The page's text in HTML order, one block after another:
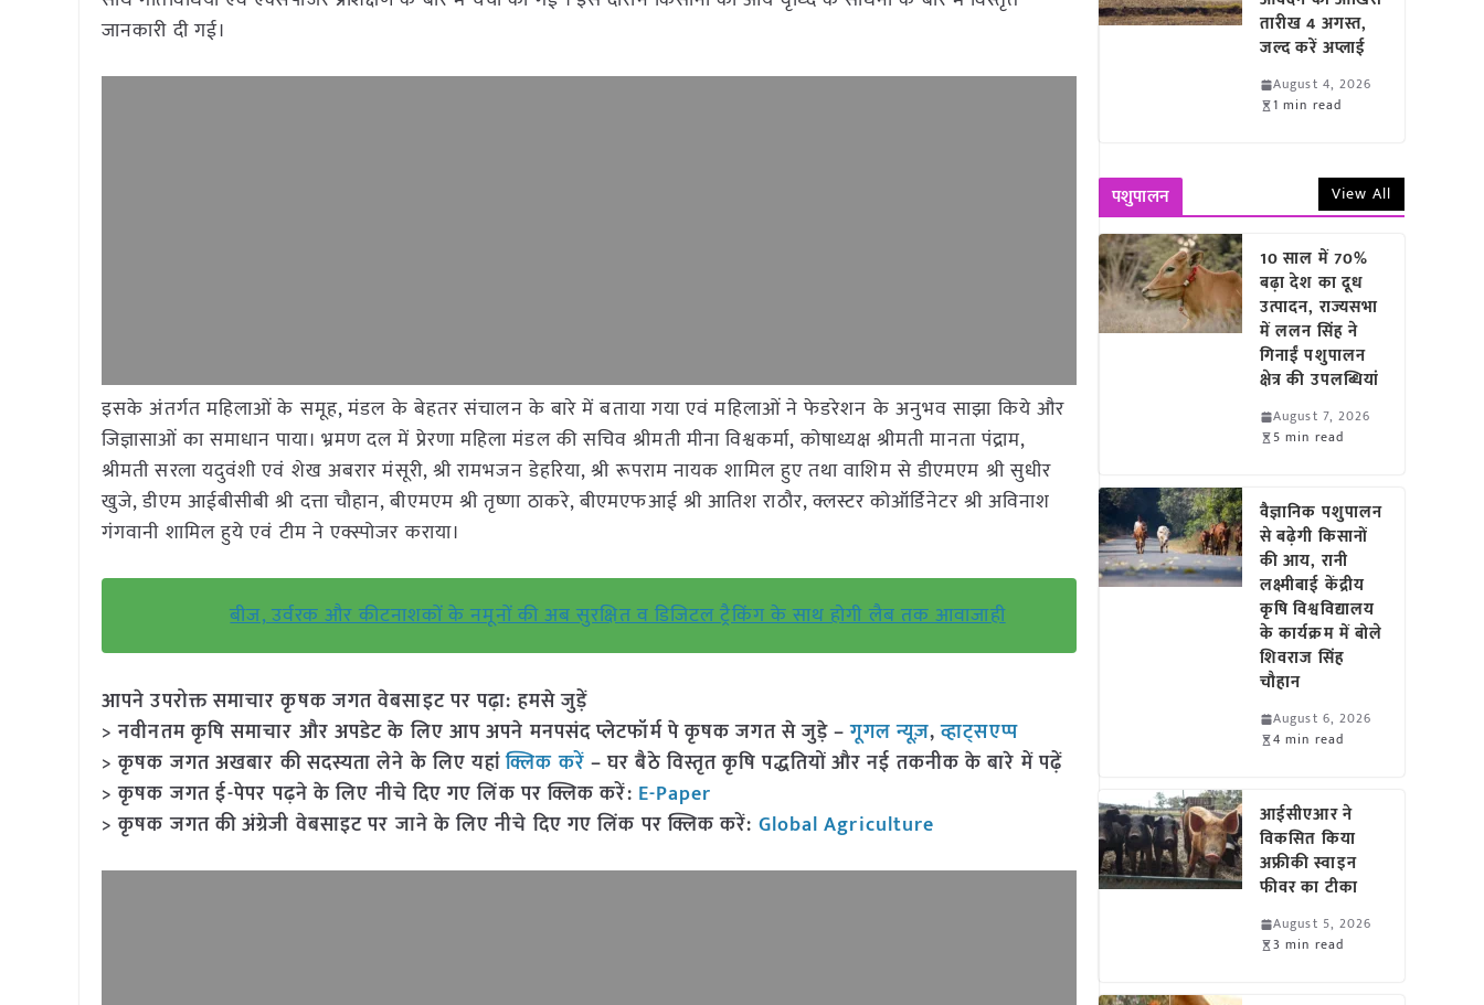
जानकारी दी गई।
इसके अंतर्गत महिलाओं के समूह, मंडल के बेहतर संचालन के बारे में बताया गया एवं महिलाओं ने फेडरेशन के अनुभव साझा किये और
जिज्ञासाओं का समाधान पाया। भ्रमण दल में प्रेरणा महिला मंडल की सचिव श्रीमती मीना विश्वकर्मा, कोषाध्यक्ष श्रीमती मानता पंद्राम,
श्रीमती सरला यदुवंशी एवं शेख अबरार मंसूरी, श्री रामभजन डेहरिया, श्री रूपराम नायक शामिल हुए तथा वाशिम से डीएमएम श्री सुधीर
खुजे, डीएम आईबीसीबी श्री दत्ता चौहान, बीएमएम श्री तृष्णा ठाकरे, बीएमएफआई श्री आतिश राठौर, क्लस्टर कोऑर्डिनेटर श्री अविनाश
गंगवानी शामिल हुये एवं टीम ने एक्स्पोजर कराया।
बीज, उर्वरक और कीटनाशकों के नमूनों की अब सुरक्षित व डिजिटल ट्रैकिंग के साथ होगी लैब तक आवाजाही
आपने उपरोक्त समाचार कृषक जगत वेबसाइट पर पढ़ा: हमसे जुड़ें
> नवीनतम कृषि समाचार और अपडेट के लिए आप अपने मनपसंद प्लेटफॉर्म पे कृषक जगत से जुड़े –गूगल न्यूज़,व्हाट्सएप्प
> कृषक जगत अखबार की सदस्यता लेने के लिए यहांक्लिक करें – घर बैठे विस्तृत कृषि पद्धतियों और नई तकनीक के बारे में पढ़ें
> कृषक जगत ई-पेपर पढ़ने के लिए नीचे दिए गए लिंक पर क्लिक करें: E-Paper
> कृषक जगत की अंग्रेजी वेबसाइट पर जाने के लिए नीचे दिए गए लिंक पर क्लिक करें: Global Agriculture
तारीख 4 अगस्त,
जल्द करें अप्लाई
August 4, 2026
1 min read
पशुपालन View All
10 साल में 70%
बढ़ा देश का दूध
उत्पादन, राज्यसभा
में ललन सिंह ने
गिनाईं पशुपालन
क्षेत्र की उपलब्धियां
August 7, 2026
5 min read
वैज्ञानिक पशुपालन
से बढ़ेगी किसानों
की आय, रानी
लक्ष्मीबाई केंद्रीय
कृषि विश्वविद्यालय
के कार्यक्रम में बोले
शिवराज सिंह
चौहान
August 6, 2026
4 min read
आईसीएआर ने
विकसित किया
अफ्रीकी स्वाइन
फीवर का टीका
August 5, 2026
3 min read